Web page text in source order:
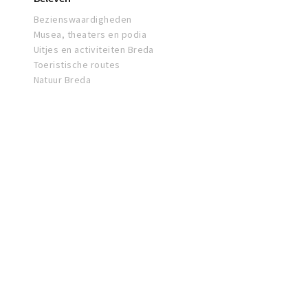
Bezienswaardigheden
Musea, theaters en podia
Uitjes en activiteiten Breda
Toeristische routes
Natuur Breda